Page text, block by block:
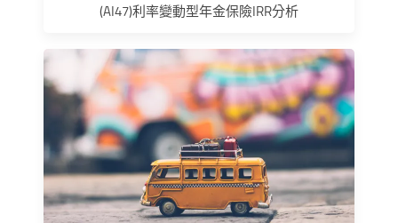
(AI47)利率變動型年金保險IRR分析